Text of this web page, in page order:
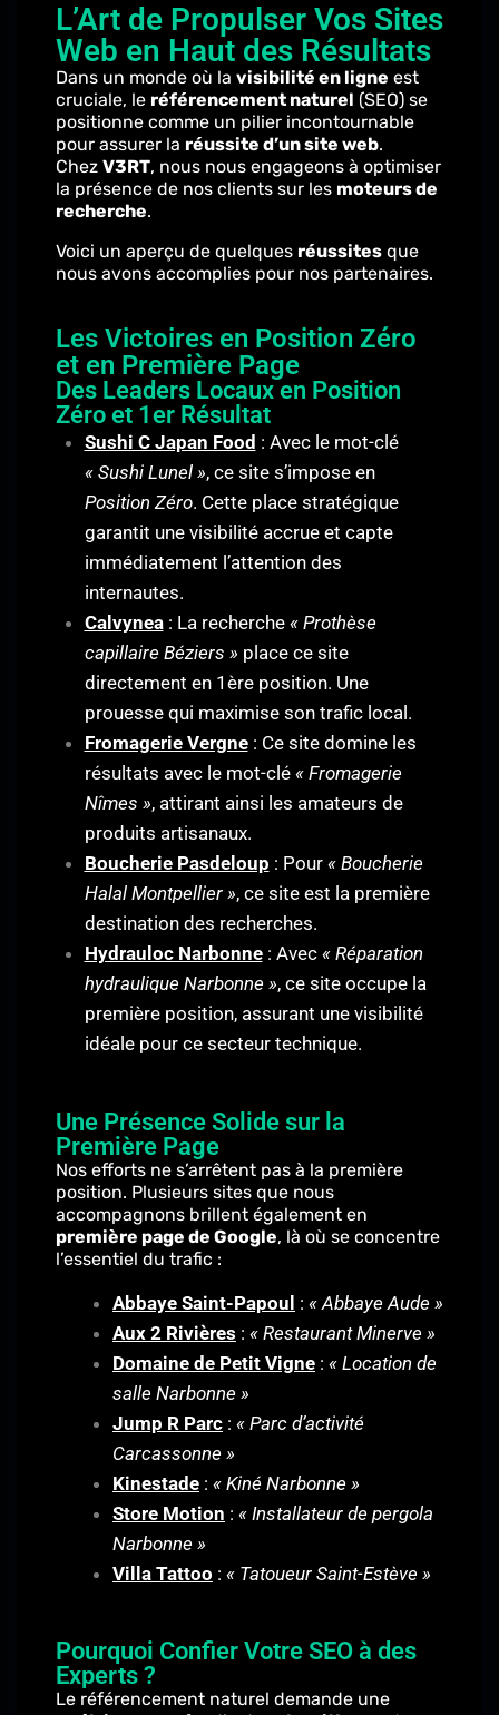
L’Art de Propulser Vos Sites
Web en Haut des Résultats
Dans un monde où la visibilité en ligne est
cruciale, le référencement naturel (SEO) se
positionne comme un pilier incontournable
pour assurer la réussite d’un site web.
Chez V3RT, nous nous engageons à optimiser
la présence de nos clients sur les moteurs de
recherche.
Voici un aperçu de quelques réussites que
nous avons accomplies pour nos partenaires.
Les Victoires en Position Zéro
et en Première Page
Des Leaders Locaux en Position
Zéro et 1er Résultat
Sushi C Japan Food : Avec le mot-clé
« Sushi Lunel », ce site s’impose en
Position Zéro. Cette place stratégique
garantit une visibilité accrue et capte
immédiatement l’attention des
internautes.
Calvynea: La recherche « Prothèse
capillaire Béziers » place ce site
directement en 1ère position. Une
prouesse qui maximise son trafic local.
Fromagerie Vergne: Ce site domine les
résultats avec le mot-clé « Fromagerie
Nîmes », attirant ainsi les amateurs de
produits artisanaux.
Boucherie Pasdeloup : Pour « Boucherie
Halal Montpellier », ce site est la première
destination des recherches.
Hydrauloc Narbonne: Avec « Réparation
hydraulique Narbonne », ce site occupe la
première position, assurant une visibilité
idéale pour ce secteur technique.
Une Présence Solide sur la
Première Page
Nos efforts ne s’arrêtent pas à la première
position. Plusieurs sites que nous
accompagnons brillent également en
première page de Google, là où se concentre
l’essentiel du trafic :
Abbaye Saint-Papoul : « Abbaye Aude »
Aux 2 Rivières : « Restaurant Minerve »
Domaine de Petit Vigne : « Location de
salle Narbonne »
Jump R Parc : « Parc d’activité
Carcassonne »
Kinestade : « Kiné Narbonne »
Store Motion : « Installateur de pergola
Narbonne »
Villa Tattoo : « Tatoueur Saint-Estève »
Pourquoi Confier Votre SEO à des
Experts ?
Le référencement naturel demande une